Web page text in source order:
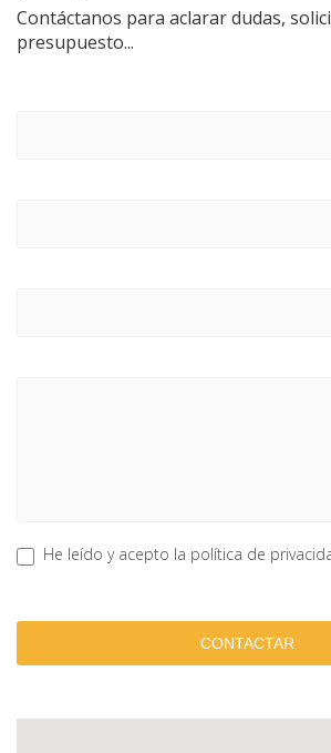
Contáctanos para aclarar dudas,
presupuesto...
He leído y acepto la política de
CONTACTAR